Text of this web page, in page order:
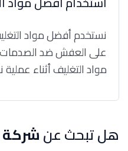
نستخدم أفضل مواد
على العفش ضد
مواد التغليف أثناء
هل تبحث عن